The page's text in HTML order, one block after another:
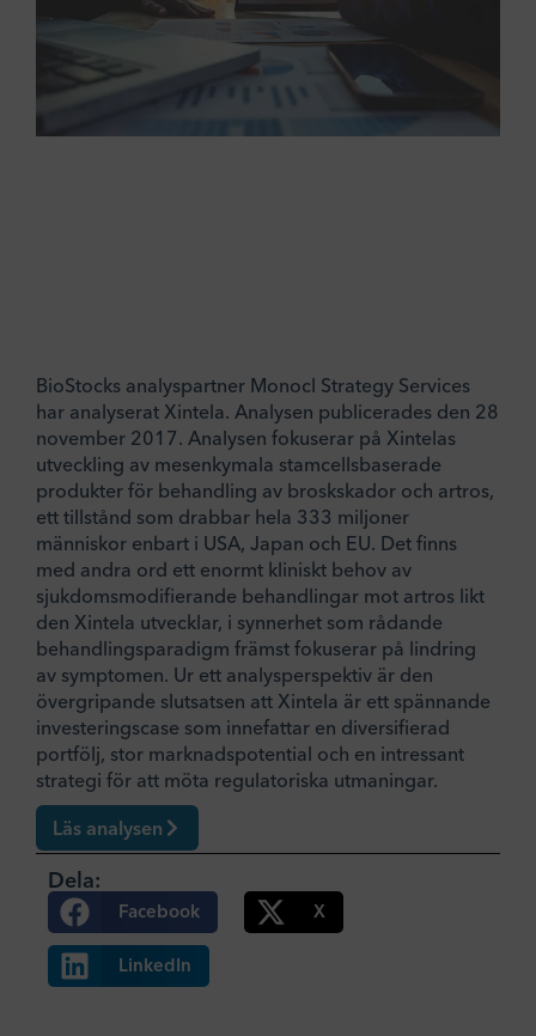
BioStocks analyspartner Monocl Strategy Services
har analyserat Xintela. Analysen publicerades den 28
november 2017. Analysen fokuserar på Xintelas
utveckling av mesenkymala stamcellsbaserade
produkter för behandling av broskskador och artros,
ett tillstånd som drabbar hela 333 miljoner
människor enbart i USA, Japan och EU. Det finns
med andra ord ett enormt kliniskt behov av
sjukdomsmodifierande behandlingar mot artros likt
den Xintela utvecklar, i synnerhet som rådande
behandlingsparadigm främst fokuserar på lindring
av symptomen. Ur ett analysperspektiv är den
övergripande slutsatsen att Xintela är ett spännande
investeringscase som innefattar en diversifierad
portfölj, stor marknadspotential och en intressant
strategi för att möta regulatoriska utmaningar.
Läs analysen
Dela:
Facebook X
LinkedIn